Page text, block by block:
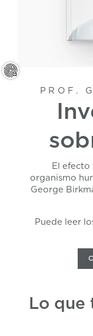
PROF.
El efecto
organismo
George
Puede leer
Lo que